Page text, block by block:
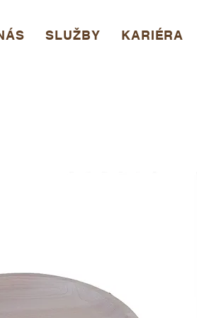
SLUŽBY KARIÉRA